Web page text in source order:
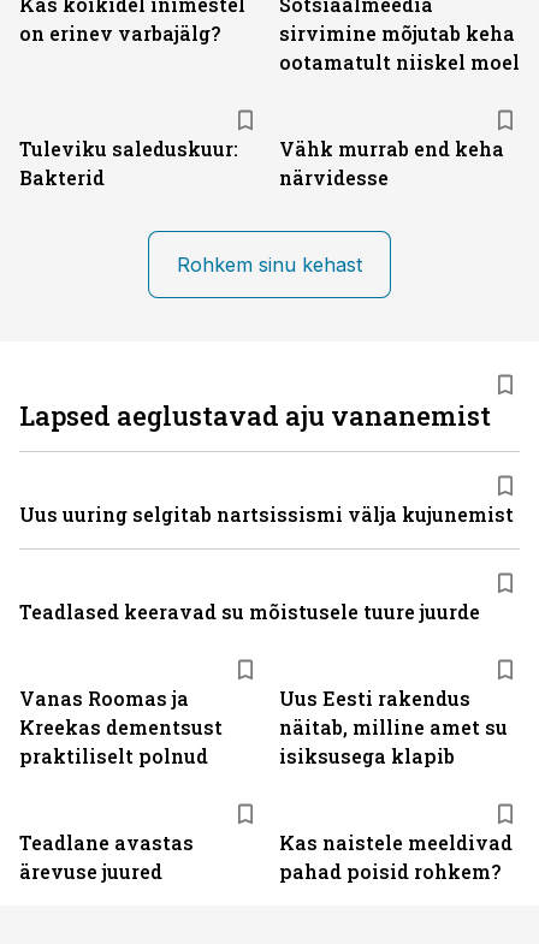
on erinev varbajälg?
sirvimine mõjutab keha
ootamatult niiskel moel
Tuleviku saleduskuur:
Bakterid
Vähk murrab end keha
närvidesse
Rohkem sinu kehast
Vanas Roomas ja
Kreekas dementsust
praktiliselt polnud
Uus Eesti rakendus
näitab, milline amet su
isiksusega klapib
Teadlane avastas
ärevuse juured
Kas naistele meeldivad
pahad poisid rohkem?
Lapsed aeglustavad aju vananemist
Uus uuring selgitab nartsissismi välja kujunemist
Teadlased keeravad su mõistusele tuure juurde